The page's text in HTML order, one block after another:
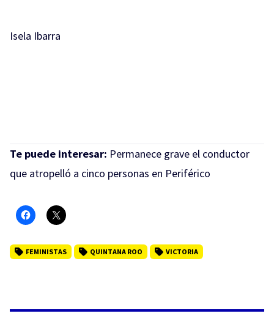
Isela Ibarra
Te puede interesar: Permanece grave el conductor
que atropelló a cinco personas en Periférico
FEMINISTAS QUINTANA ROO VICTORIA